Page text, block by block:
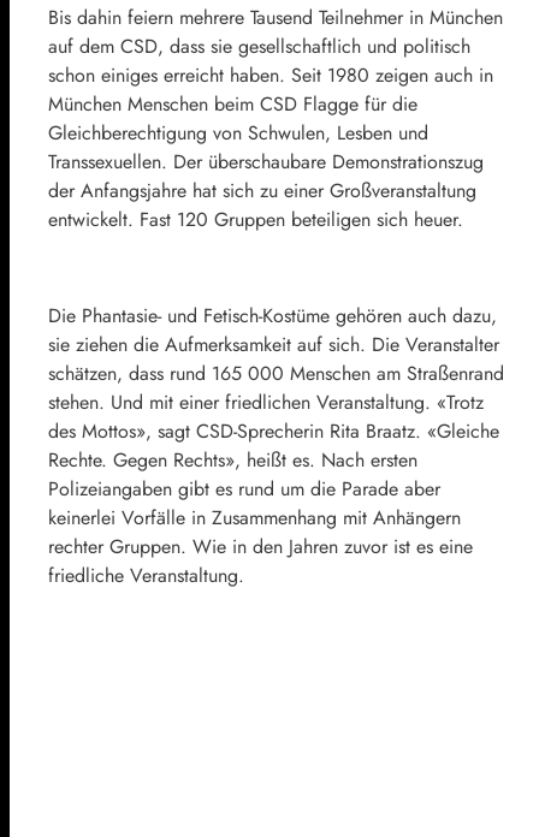
Bis dahin feiern mehrere Tausend Teilnehmer in München
auf dem CSD, dass sie gesellschaftlich und politisch
schon einiges erreicht haben. Seit 1980 zeigen auch in
München Menschen beim CSD Flagge für die
Gleichberechtigung von Schwulen, Lesben und
Transsexuellen. Der überschaubare Demonstrationszug
der Anfangsjahre hat sich zu einer Großveranstaltung
entwickelt. Fast 120 Gruppen beteiligen sich heuer.
Die Phantasie- und Fetisch-Kostüme gehören auch dazu,
sie ziehen die Aufmerksamkeit auf sich. Die Veranstalter
schätzen, dass rund 165 000 Menschen am Straßenrand
stehen. Und mit einer friedlichen Veranstaltung. «Trotz
des Mottos», sagt CSD-Sprecherin Rita Braatz. «Gleiche
Rechte. Gegen Rechts», heißt es. Nach ersten
Polizeiangaben gibt es rund um die Parade aber
keinerlei Vorfälle in Zusammenhang mit Anhängern
rechter Gruppen. Wie in den Jahren zuvor ist es eine
friedliche Veranstaltung.